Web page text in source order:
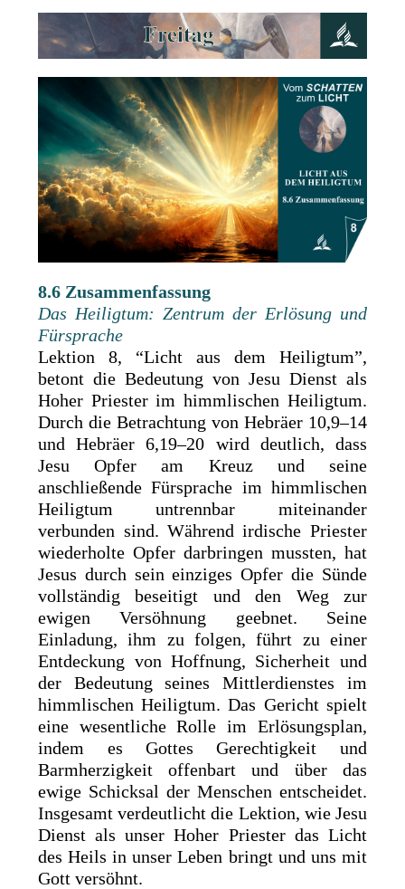
8.6 Zusammenfassung
Das Heiligtum: Zentrum der Erlösung und
Fürsprache
Lektion 8, “Licht aus dem Heiligtum”,
betont die Bedeutung von Jesu Dienst als
Hoher Priester im himmlischen Heiligtum.
Durch die Betrachtung von Hebräer 10,9–14
und Hebräer 6,19–20 wird deutlich, dass
Jesu Opfer am Kreuz und seine
anschließende Fürsprache im himmlischen
Heiligtum untrennbar miteinander
verbunden sind. Während irdische Priester
wiederholte Opfer darbringen mussten, hat
Jesus durch sein einziges Opfer die Sünde
vollständig beseitigt und den Weg zur
ewigen Versöhnung geebnet. Seine
Einladung, ihm zu folgen, führt zu einer
Entdeckung von Hoffnung, Sicherheit und
der Bedeutung seines Mittlerdienstes im
himmlischen Heiligtum. Das Gericht spielt
eine wesentliche Rolle im Erlösungsplan,
indem es Gottes Gerechtigkeit und
Barmherzigkeit offenbart und über das
ewige Schicksal der Menschen entscheidet.
Insgesamt verdeutlicht die Lektion, wie Jesu
Dienst als unser Hoher Priester das Licht
des Heils in unser Leben bringt und uns mit
Gott versöhnt.